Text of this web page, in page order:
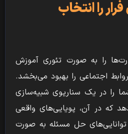
را انتخاب
را به صورت تئوری آموزش
اجتماعی را بهبود می‌بخشد.
را در یک سناریوی شبیه‌سازی
که در آن، پویایی‌های واقعی
توانایی‌های حل مسئله به صورت